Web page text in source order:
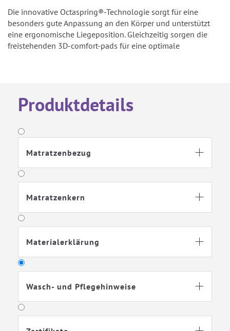
Die innovative Octaspring®-Technologie sorgt für eine
besonders gute Anpassung an den Körper und unterstützt
eine ergonomische Liegeposition. Gleichzeitig sorgen die
freistehenden 3D-comfort-pads für eine optimale
Produktdetails
Matratzenbezug 
Matratzenkern 
Materialerklärung 
Wasch- und Pflegehinweise 